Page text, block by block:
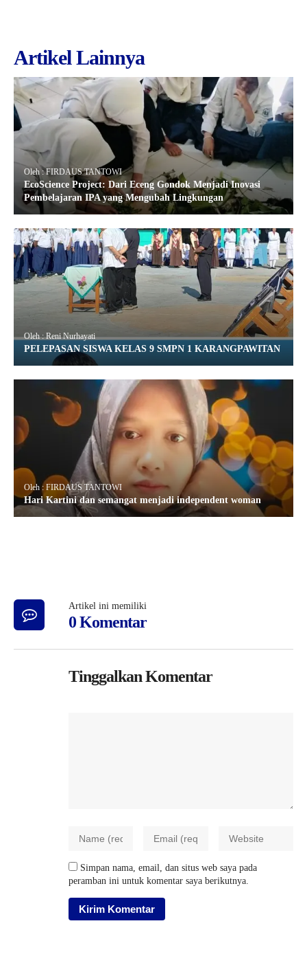
Artikel Lainnya
Oleh : FIRDAUS TANTOWI
EcoScience Project: Dari Eceng Gondok Menjadi Inovasi
Pembelajaran IPA yang Mengubah Lingkungan
Oleh : Reni Nurhayati
PELEPASAN SISWA KELAS 9 SMPN 1 KARANGPAWITAN
Oleh : FIRDAUS TANTOWI
Hari Kartini dan semangat menjadi independent woman
Artikel ini memiliki
0 Komentar
Tinggalkan Komentar
Simpan nama, email, dan situs web saya pada
peramban ini untuk komentar saya berikutnya.